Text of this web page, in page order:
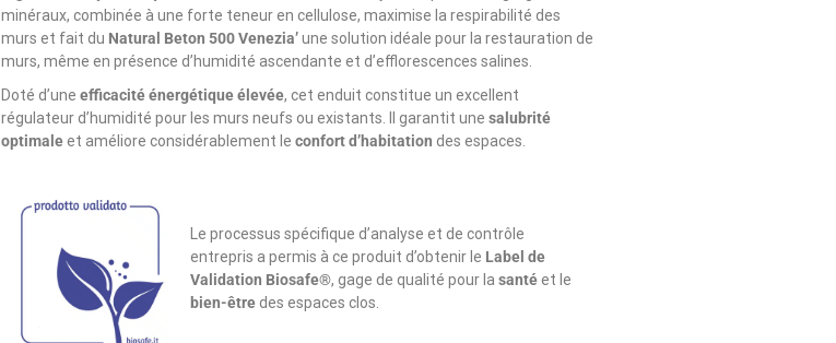
minéraux, combinée à une forte teneur en cellulose, maximise la respirabilité des
murs et fait du Natural Beton 500 Venezia’une solution idéale pour la restauration de
murs, même en présence d’humidité ascendante et d’efflorescences salines.
Doté d’une efficacité énergétique élevée, cet enduit constitue un excellent
régulateur d’humidité pour les murs neufs ou existants. Il garantit une salubrité
optimaleet améliore considérablement le confort d’habitation des espaces.
Le processus spécifique d’analyse et de contrôle
entrepris a permis à ce produit d’obtenir le Label de
Validation Biosafe®, gage de qualité pour la santéet le
bien-êtredes espaces clos.